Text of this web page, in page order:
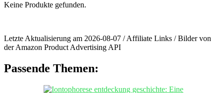
Keine Produkte gefunden.
Letzte Aktualisierung am 2026-08-07 / Affiliate Links / Bilder von
der Amazon Product Advertising API
Passende Themen: